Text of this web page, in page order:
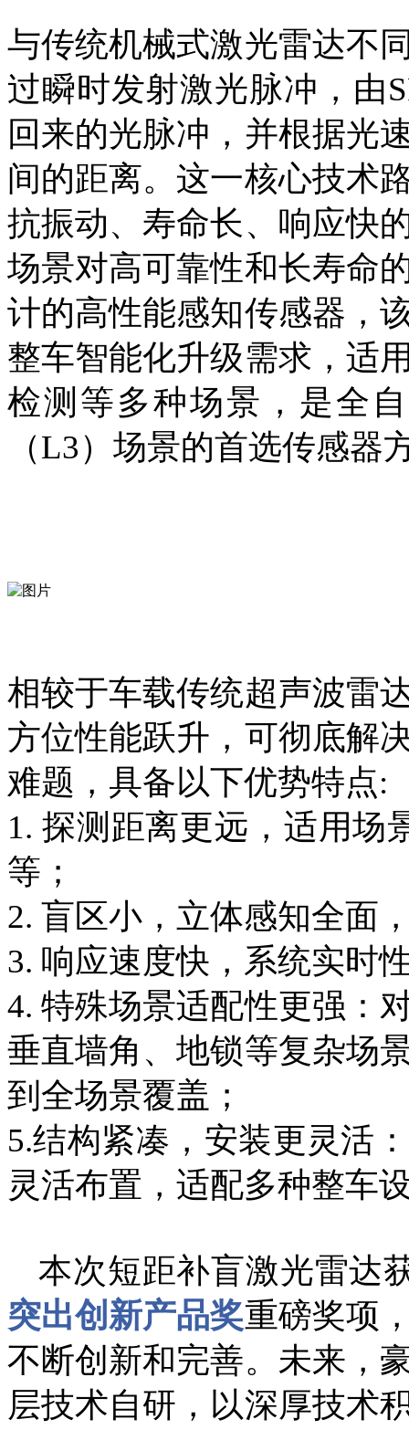
与传统机械式激光雷达不
过瞬时发射激光脉冲，由
回来的光脉冲，并根据光
间的距离。这一核心技术
抗振动、寿命长、响应快
场景对高可靠性和长寿命
计的高性能感知传感器，
整车智能化升级需求，适
检测等多种场景，是全
（L3）场景的首选传感器
相较于车载传统超声波雷
方位性能跃升，可彻底解
难题， 具备以下优势特点:
1. 探测距离更远，适用场
等；
2. 盲区小，立体感知全面
3. 响应速度快，系统实时
4. 特殊场景适配性更强：
垂直墙角、地锁等复杂场
到全场景覆盖；
5.结构紧凑，安装更灵活
灵活布置，适配多种整车
本次短距补盲激光雷达
突出创新产品奖重磅奖项
不断创新和完善。 未来，
层技术自研，以深厚技术